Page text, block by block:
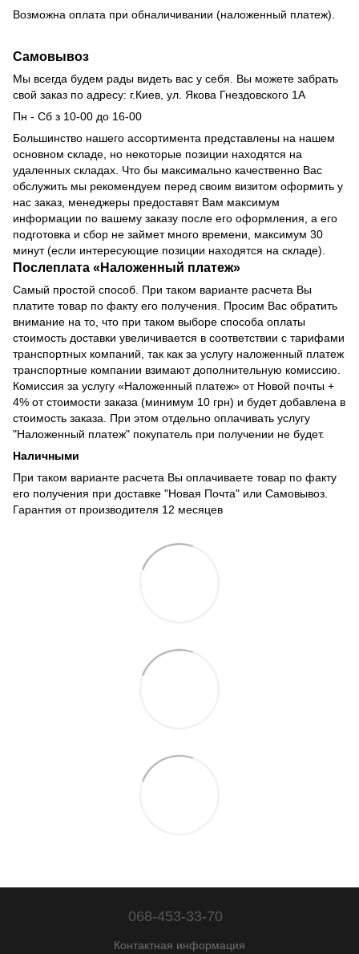
Возможна оплата при обналичивании (наложенный платеж).
Самовывоз
Мы всегда будем рады видеть вас у себя. Вы можете забрать
свой заказ по адресу: г.Киев, ул. Якова Гнездовского 1А
Пн - Сб з 10-00 до 16-00
Большинство нашего ассортимента представлены на нашем
основном складе, но некоторые позиции находятся на
удаленных складах. Что бы максимально качественно Вас
обслужить мы рекомендуем перед своим визитом оформить у
нас заказ, менеджеры предоставят Вам максимум
информации по вашему заказу после его оформления, а его
подготовка и сбор не займет много времени, максимум 30
минут (если интересующие позиции находятся на складе).
Послеплата « Наложенный платеж»
Самый простой способ. При таком варианте расчета Вы
платите товар по факту его получения. Просим Вас обратить
внимание на то, что при таком выборе способа оплаты
стоимость доставки увеличивается в соответствии с тарифами
транспортных компаний, так как за услугу наложенный платеж
транспортные компании взимают дополнительную комиссию.
Комиссия за услугу «Наложенный платеж» от Новой почты +
4% от стоимости заказа (минимум 10 грн) и будет добавлена в
стоимость заказа. При этом отдельно оплачивать услугу
"Наложенный платеж" покупатель при получении не будет.
Наличными
При таком варианте расчета Вы оплачиваете товар по факту
его получения при доставке "Новая Почта" или Самовывоз.
Гарантия от производителя 12 месяцев
068-453-33-70
Контактная информация